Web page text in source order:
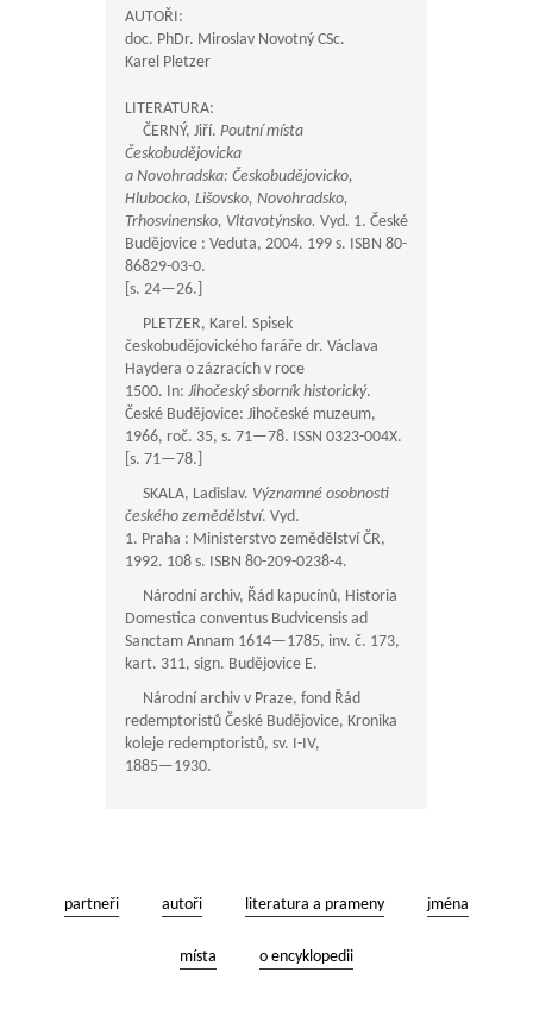
AUTOŘI:
doc. PhDr. Miroslav Novotný CSc.
Karel Pletzer
LITERATURA:
ČERNÝ, Jiří. Poutní místa
Českobudějovicka
a Novohradska: Českobudějovicko,
Hlubocko, Lišovsko, Novohradsko,
Trhosvinensko, Vltavotýnsko. Vyd. 1. České
Budějovice : Veduta, 2004. 199 s. ISBN 80-
86829-03-0.
[s. 24—26.]
PLETZER, Karel. Spisek
českobudějovického faráře dr. Václava
Haydera o zázracích v roce
1500. In: Jihočeský sborník historický.
České Budějovice: Jihočeské muzeum,
1966, roč. 35, s. 71—78. ISSN 0323-004X.
[s. 71—78.]
SKALA, Ladislav. Významné osobnosti
českého zemědělství. Vyd.
1. Praha : Ministerstvo zemědělství ČR,
1992. 108 s. ISBN 80-209-0238-4.
Národní archiv, Řád kapucínů, Historia
Domestica conventus Budvicensis ad
Sanctam Annam 1614—1785, inv. č. 173,
kart. 311, sign. Budějovice E.
Národní archiv v Praze, fond Řád
redemptoristů České Budějovice, Kronika
koleje redemptoristů, sv. I-IV,
1885—1930.
partneři autoři literatura a prameny jména
místa o encyklopedii